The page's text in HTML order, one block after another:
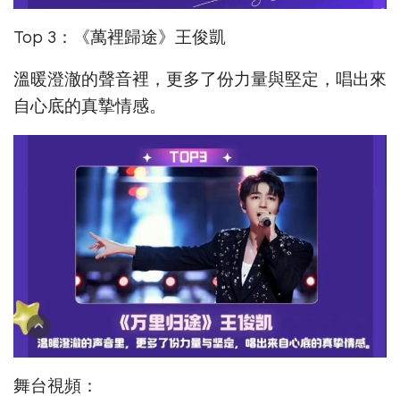
Top 3：《萬裡歸途》王俊凱
溫暖澄澈的聲音裡，更多了份力量與堅定，唱出來
自心底的真摯情感。
舞台視頻：